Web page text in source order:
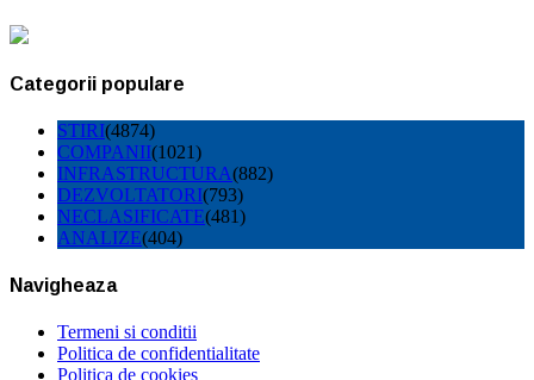
Categorii populare
STIRI(4874)
COMPANII(1021)
INFRASTRUCTURA(882)
DEZVOLTATORI(793)
NECLASIFICATE(481)
ANALIZE(404)
Navigheaza
Termeni si conditii
Politica de confidentialitate
Politica de cookies